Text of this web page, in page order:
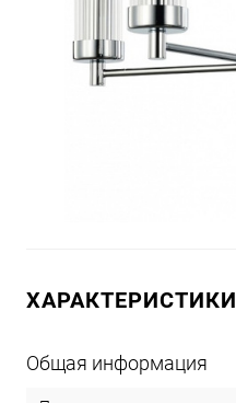
ХАРАКТЕРИСТИКИ
Общая информация